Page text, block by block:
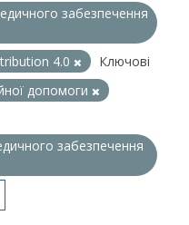
забезпечення
4.0
Ключові
допомоги
забезпечення